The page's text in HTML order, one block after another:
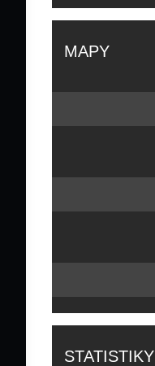
MAPY
STATISTIKY